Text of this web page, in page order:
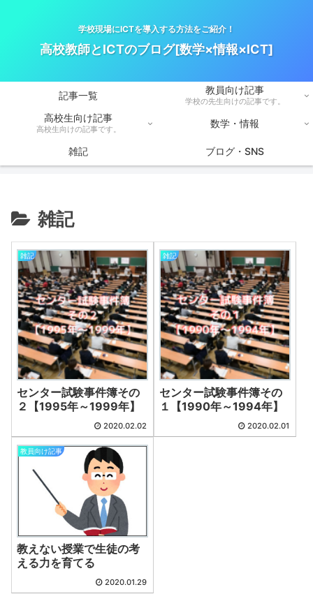
学校現場にICTを導入する方法をご紹介！
高校教師とICTのブログ[数学×情報×ICT]
記事一覧 教員向け記事
学校の先生向けの記事です。
高校生向け記事
高校生向けの記事です。 数学・情報
雑記 ブログ・SNS
雑記
雑記
センター試験事件簿その
２【1995年～1999年】
2020.02.02
雑記
センター試験事件簿その
１【1990年～1994年】
2020.02.01
教員向け記事
教えない授業で生徒の考
える力を育てる
2020.01.29